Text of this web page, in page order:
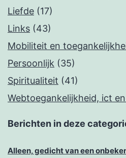
Liefde (17)
Links (43)
Mobiliteit en
Persoonlijk (35)
Spiritualiteit (41)
Webtoegankelijkheid, ict
Berichten in deze
Alleen, gedicht van een